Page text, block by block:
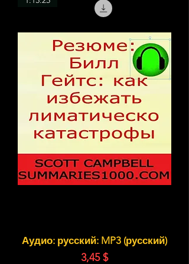
Аудио: русский: MP3 (русский)
Цена
3,45 $